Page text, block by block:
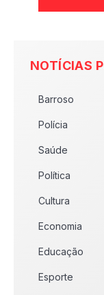
NOTÍCIAS
Barroso
Polícia
Saúde
Política
Cultura
Economia
Educação
Esporte